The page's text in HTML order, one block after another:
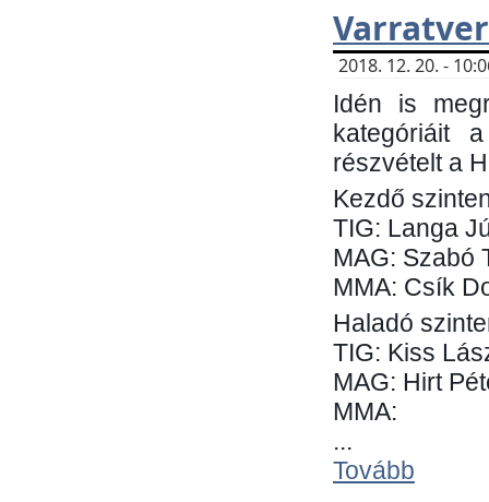
2018. 12. 20. -
Idén is
kategóriáit
részvételt a
Kezdő
TIG: Langa
MAG: Szabó
MMA: Csík
Haladó
TIG: Kiss
MAG: Hirt
MMA:
...
Tovább